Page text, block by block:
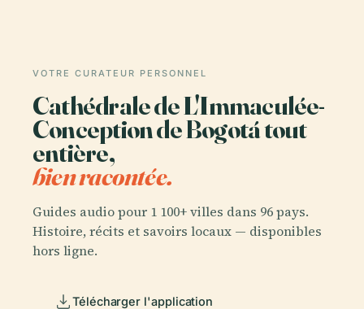
VOTRE CURATEUR PERSONNEL
Cathédrale de L'Immaculée-
Conception de Bogotá tout
entière,
bien racontée.
Guides audio pour 1 100+ villes dans 96 pays.
Histoire, récits et savoirs locaux — disponibles
hors ligne.
Télécharger l'application